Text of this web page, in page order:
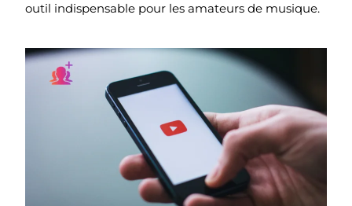
outil indispensable pour les amateurs de musique.